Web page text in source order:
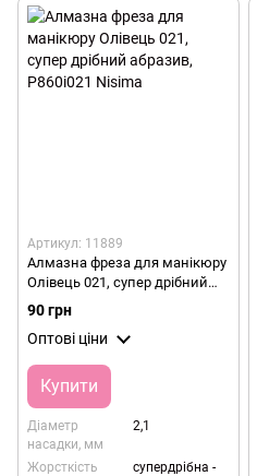
Артикул: 11889
Алмазна фреза для манікюру
Олівець 021, супер дрібний
абразив, P860i021 Nisima
90 грн
Оптові ціни
Купити
Діаметр
насадки, мм
2,1
Жорсткість
супердрібна -